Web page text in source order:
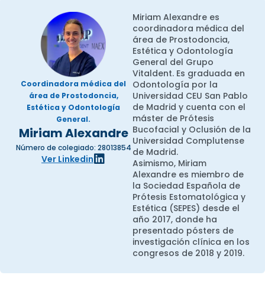
Coordinadora médica del
área de Prostodoncia,
Estética y Odontología
General.
Miriam Alexandre
Número de colegiado: 28013854
Ver Linkedin
Miriam Alexandre es
coordinadora médica del
área de Prostodoncia,
Estética y Odontología
General del Grupo
Vitaldent. Es graduada en
Odontología por la
Universidad CEU San Pablo
de Madrid y cuenta con el
máster de Prótesis
Bucofacial y Oclusión de la
Universidad Complutense
de Madrid.
Asimismo, Miriam
Alexandre es miembro de
la Sociedad Española de
Prótesis Estomatológica y
Estética (SEPES) desde el
año 2017, donde ha
presentado pósters de
investigación clínica en los
congresos de 2018 y 2019.